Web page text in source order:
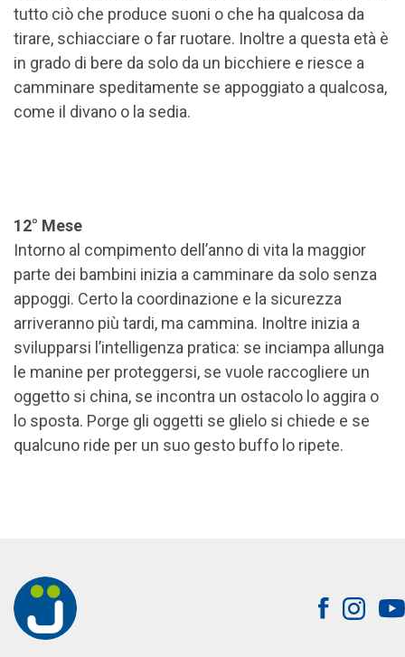
tutto ciò che produce suoni o che ha qualcosa da
tirare, schiacciare o far ruotare. Inoltre a questa età è
in grado di bere da solo da un bicchiere e riesce a
camminare speditamente se appoggiato a qualcosa,
come il divano o la sedia.
12° Mese
Intorno al compimento dell’anno di vita la maggior
parte dei bambini inizia a camminare da solo senza
appoggi. Certo la coordinazione e la sicurezza
arriveranno più tardi, ma cammina. Inoltre inizia a
svilupparsi l’intelligenza pratica: se inciampa allunga
le manine per proteggersi, se vuole raccogliere un
oggetto si china, se incontra un ostacolo lo aggira o
lo sposta. Porge gli oggetti se glielo si chiede e se
qualcuno ride per un suo gesto buffo lo ripete.